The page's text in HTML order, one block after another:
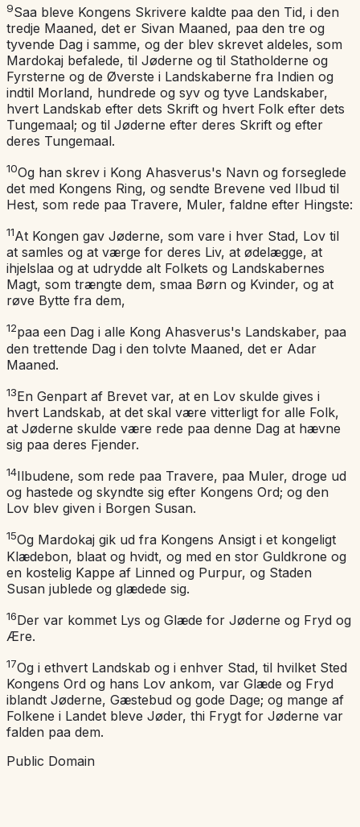
9Saa bleve Kongens Skrivere kaldte paa den Tid, i den
tredje Maaned, det er Sivan Maaned, paa den tre og
tyvende Dag i samme, og der blev skrevet aldeles, som
Mardokaj befalede, til Jøderne og til Statholderne og
Fyrsterne og de Øverste i Landskaberne fra Indien og
indtil Morland, hundrede og syv og tyve Landskaber,
hvert Landskab efter dets Skrift og hvert Folk efter dets
Tungemaal; og til Jøderne efter deres Skrift og efter
deres Tungemaal.
10Og han skrev i Kong Ahasverus's Navn og forseglede
det med Kongens Ring, og sendte Brevene ved Ilbud til
Hest, som rede paa Travere, Muler, faldne efter Hingste:
11At Kongen gav Jøderne, som vare i hver Stad, Lov til
at samles og at værge for deres Liv, at ødelægge, at
ihjelslaa og at udrydde alt Folkets og Landskabernes
Magt, som trængte dem, smaa Børn og Kvinder, og at
røve Bytte fra dem,
12paa een Dag i alle Kong Ahasverus's Landskaber, paa
den trettende Dag i den tolvte Maaned, det er Adar
Maaned.
13En Genpart af Brevet var, at en Lov skulde gives i
hvert Landskab, at det skal være vitterligt for alle Folk,
at Jøderne skulde være rede paa denne Dag at hævne
sig paa deres Fjender.
14Ilbudene, som rede paa Travere, paa Muler, droge ud
og hastede og skyndte sig efter Kongens Ord; og den
Lov blev given i Borgen Susan.
15Og Mardokaj gik ud fra Kongens Ansigt i et kongeligt
Klædebon, blaat og hvidt, og med en stor Guldkrone og
en kostelig Kappe af Linned og Purpur, og Staden
Susan jublede og glædede sig.
16Der var kommet Lys og Glæde for Jøderne og Fryd og
Ære.
17Og i ethvert Landskab og i enhver Stad, til hvilket Sted
Kongens Ord og hans Lov ankom, var Glæde og Fryd
iblandt Jøderne, Gæstebud og gode Dage; og mange af
Folkene i Landet bleve Jøder, thi Frygt for Jøderne var
falden paa dem.
Public Domain